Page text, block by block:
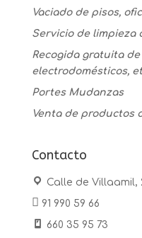
Vaciado de pisos,
Servicio de limpieza
Recogida gratuita
electrodomésticos,
Portes Mudanzas
Venta de productos
Contacto
Calle de Villaamil,
91 990 59 66
660 35 95 73